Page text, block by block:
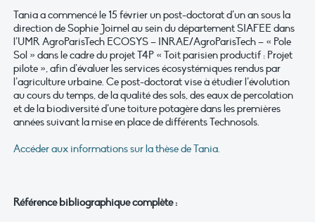
Tania a commencé le 15 février un post-doctorat d’un an sous la
direction de Sophie Joimel au sein du département SIAFEE dans
l’UMR AgroParisTech ECOSYS – INRAE/AgroParisTech – « Pole
Sol » dans le cadre du projet T4P « Toit parisien productif : Projet
pilote », afin d’évaluer les services écosystémiques rendus par
l’agriculture urbaine. Ce post-doctorat vise à étudier l’évolution
au cours du temps, de la qualité des sols, des eaux de percolation
et de la biodiversité d’une toiture potagère dans les premières
années suivant la mise en place de différents Technosols.
Accéder aux informations sur la thèse de Tania.
Référence bibliographique complète :